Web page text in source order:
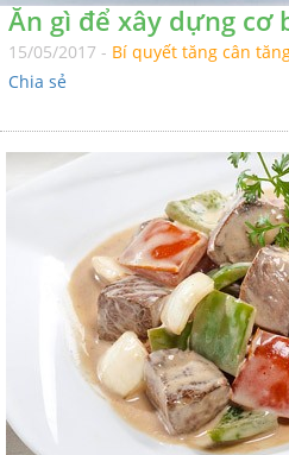
Ăn gì để xây dựng cơ
15/05/2017 - Bí quyết tăng cân
Chia sẻ